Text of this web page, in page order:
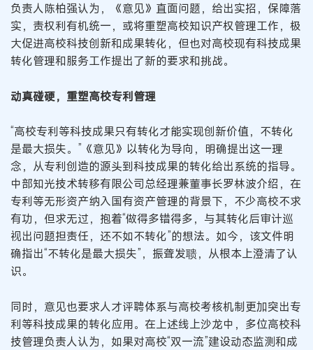
负责人陈柏强认为，《意见》直面问题，给出实招，保障落
实，责权利有机统一，或将重塑高校知识产权管理工作，极
大促进高校科技创新和成果转化，但也对高校现有科技成果
转化管理和服务工作提出了新的要求和挑战。
动真碰硬，重塑高校专利管理
“高校专利等科技成果只有转化才能实现创新价值，不转化
是最大损失。”《意见》以转化为导向，明确提出这一理
念，从专利创造的源头到科技成果的转化给出系统的指导。
中部知光技术转移有限公司总经理兼董事长罗林波介绍，在
专利等无形资产纳入国有资产管理的背景下，不少高校不求
有功，但求无过，抱着“做得多错得多，与其转化后审计巡
视出问题担责任，还不如不转化”的想法。如今，该文件明
确指出“不转化是最大损失”，振聋发聩，从根本上澄清了认
识。
同时，意见也要求人才评聘体系与高校考核机制更加突出专
利等科技成果的转化应用。在上述线上沙龙中，多位高校科
技管理负责人认为，如果对高校“双一流”建设动态监测和成